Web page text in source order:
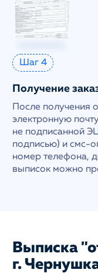
Шаг 4
Получение
После получения
электронную
не подписанной
подписью) и смс-
номер телефона,
выписок можно
Выписка
г.